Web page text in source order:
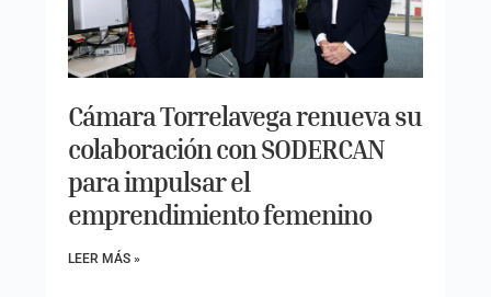
Cámara Torrelavega renueva su
colaboración con SODERCAN
para impulsar el
emprendimiento femenino
LEER MÁS »